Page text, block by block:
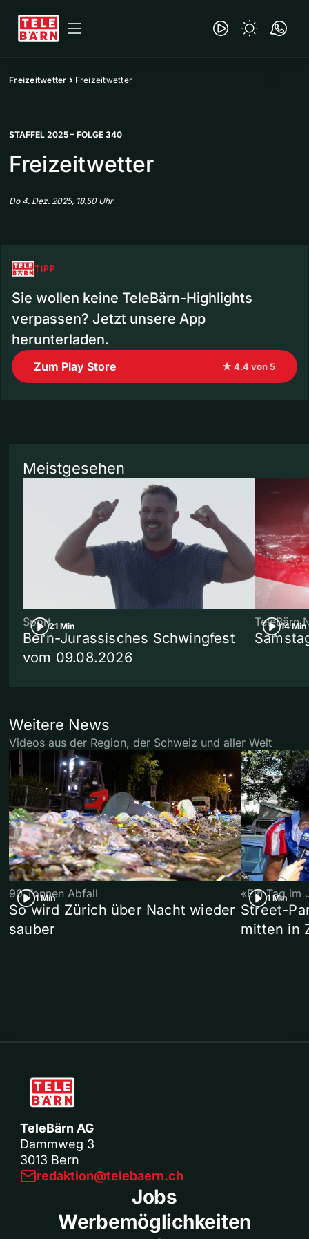
Freizeitwetter Freizeitwetter
STAFFEL 2025 – FOLGE 340
Freizeitwetter
Do 4. Dez. 2025, 18.50 Uhr
TIPP
Sie wollen keine TeleBärn-Highlights
verpassen? Jetzt unsere App
herunterladen.
Zum Play Store ★ 4.4 von 5
Meistgesehen
21 Min
Sport
Bern-Jurassisches Schwingfest
vom 09.08.2026
14 Min
TeleBärn
Weitere News
Videos aus der Region, der Schweiz und aller Welt
1 Min
90 Tonnen Abfall
So wird Zürich über Nacht wieder
sauber
1 Min
«Ein Tag im
Street-
mitten in
TeleBärn AG
Dammweg 3
3013 Bern
redaktion@telebaern.ch
Jobs
Werbemöglichkeiten